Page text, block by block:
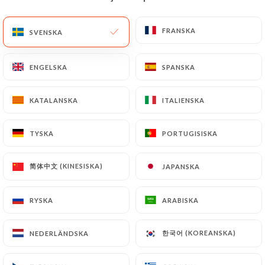
SVENSKA FRANSKA
ENGELSKA SPANSKA
KATALANSKA ITALIENSKA
TYSKA PORTUGISISKA
简体中文 (KINESISKA) JAPANSKA
RYSKA ARABISKA
NEDERLÄNDSKA 한국어 (KOREANSKA)
/
Kontakt
SVENSKA FRANSKA
ENGELSKA SPANSKA
KATALANSKA ITALIENSKA
TYSKA PORTUGISISKA
简体中文 (KINESISKA) JAPANSKA
RYSKA ARABISKA
NEDERLÄNDSKA 한국어 (KOREANSKA)